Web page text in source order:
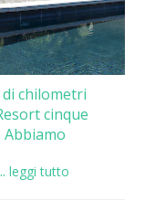
chilometri
cinque
Abbiamo
leggi tutto